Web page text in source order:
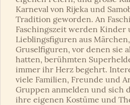
Karneval von Rijeka und
Tradition geworden. An
Faschingszeit werden Kinder
Lieblingsfiguren aus
Gruselfiguren, vor denen sie
hatten, berühmten
immer ihr Herz begehrt.
viele Familien, Freunde und
Gruppen anmelden und sich
ihre eigenen Kostüme und